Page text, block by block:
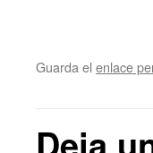
Guarda el enlace